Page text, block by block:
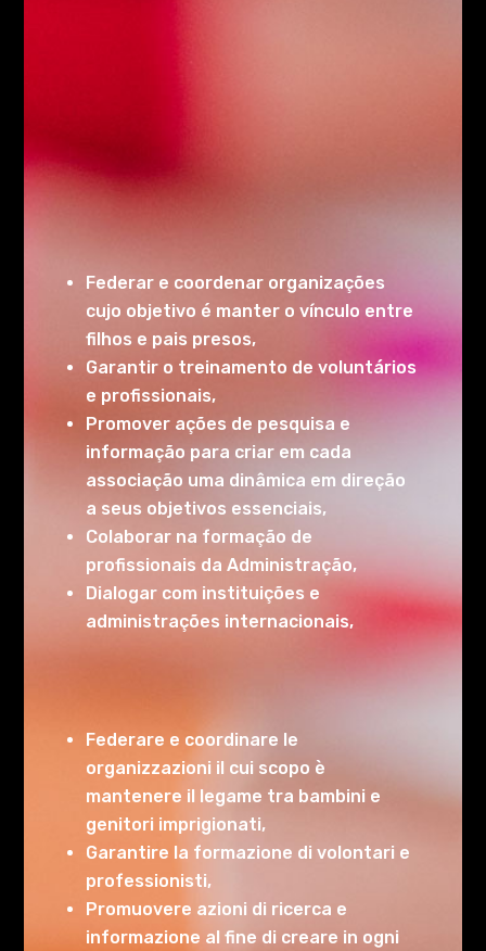
Federar e coordenar organizações
cujo objetivo é manter o vínculo entre
filhos e pais presos,
Garantir o treinamento de voluntários
e profissionais,
Promover ações de pesquisa e
informação para criar em cada
associação uma dinâmica em direção
a seus objetivos essenciais,
Colaborar na formação de
profissionais da Administração,
Dialogar com instituições e
administrações internacionais,
Federare e coordinare le
organizzazioni il cui scopo è
mantenere il legame tra bambini e
genitori imprigionati,
Garantire la formazione di volontari e
professionisti,
Promuovere azioni di ricerca e
informazione al fine di creare in ogni